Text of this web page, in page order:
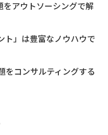
をアウトソーシングで解
ト」は豊富なノウハウで
をコンサルティングする